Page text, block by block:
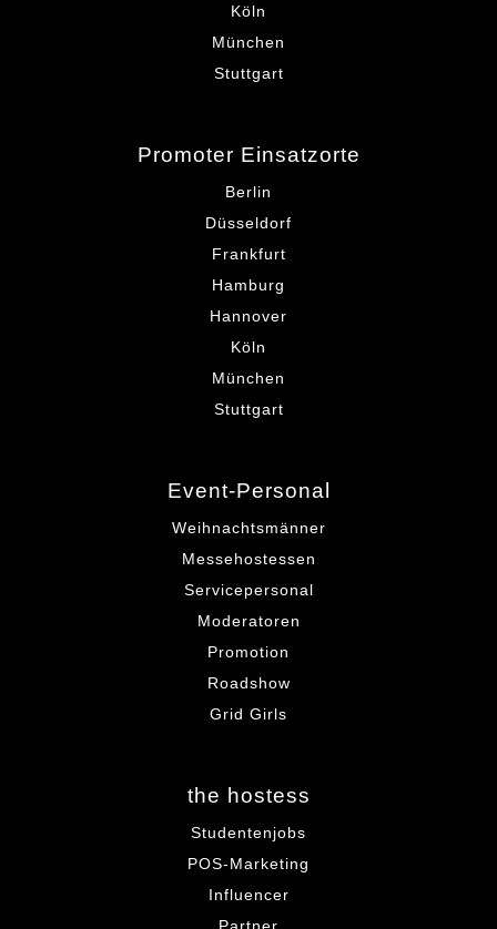
Köln
München
Stuttgart
Promoter Einsatzorte
Berlin
Düsseldorf
Frankfurt
Hamburg
Hannover
Köln
München
Stuttgart
Event-Personal
Weihnachtsmänner
Messehostessen
Servicepersonal
Moderatoren
Promotion
Roadshow
Grid Girls
the hostess
Studentenjobs
POS-Marketing
Influencer
Partner